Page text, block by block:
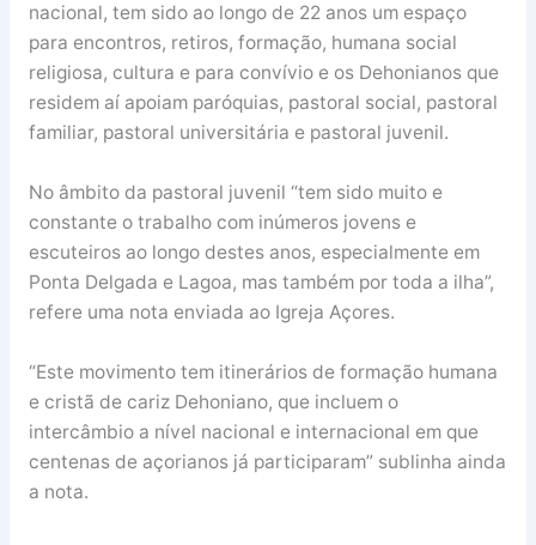
nacional, tem sido ao longo de 22 anos um espaço
para encontros, retiros, formação, humana social
religiosa, cultura e para convívio e os Dehonianos que
residem aí apoiam paróquias, pastoral social, pastoral
familiar, pastoral universitária e pastoral juvenil.
No âmbito da pastoral juvenil “tem sido muito e
constante o trabalho com inúmeros jovens e
escuteiros ao longo destes anos, especialmente em
Ponta Delgada e Lagoa, mas também por toda a ilha”,
refere uma nota enviada ao Igreja Açores.
“Este movimento tem itinerários de formação humana
e cristã de cariz Dehoniano, que incluem o
intercâmbio a nível nacional e internacional em que
centenas de açorianos já participaram” sublinha ainda
a nota.